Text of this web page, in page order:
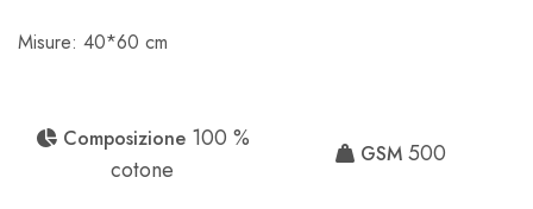
Misure: 40*60 cm
Composizione 100 %
cotone
GSM 500